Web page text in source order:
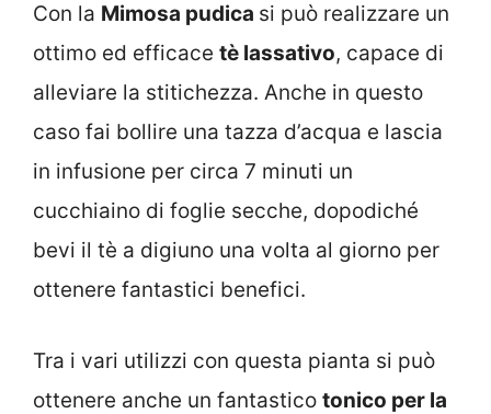
Con la Mimosa pudica si può realizzare un
ottimo ed efficace tè lassativo, capace di
alleviare la stitichezza. Anche in questo
caso fai bollire una tazza d’acqua e lascia
in infusione per circa 7 minuti un
cucchiaino di foglie secche, dopodiché
bevi il tè a digiuno una volta al giorno per
ottenere fantastici benefici.
Tra i vari utilizzi con questa pianta si può
ottenere anche un fantastico tonico per la